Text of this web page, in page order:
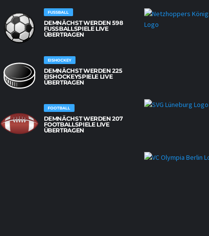
FUSSBALL
DEMNÄCHST WERDEN 598
FUSSBALLSPIELE LIVE Ü
BERTRAGEN
EISHOCKEY
DEMNÄCHST WERDEN 225
EISHOCKEYSPIELE LIVE
ÜBERTRAGEN
FOOTBALL
DEMNÄCHST WERDEN 207
FOOTBALLSPIELE LIVE
ÜBERTRAGEN